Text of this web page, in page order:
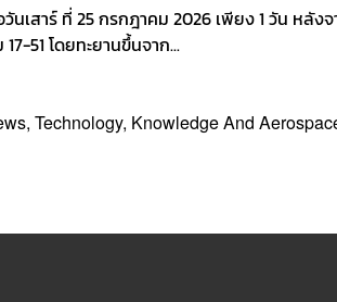
เสาร์ ที่ 25 กรกฎาคม 2026 เพียง 1 วัน ห
51 โดยทะยานขึ้นจาก...
Technology, Knowledge And